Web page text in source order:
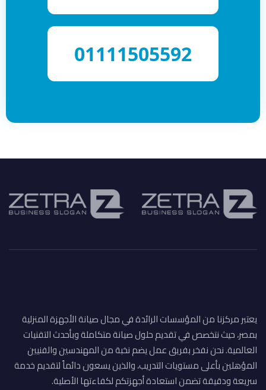
01111505592
يعتبر مركزنا من المؤسسات الرائدة في مجال صيانة الأجهزة المنزلية
بمصر، حيث نتخصص في تقديم حلول صيانة متكاملة وبأحدث التقنيات
العالمية. نحن نفخر بفريق عمل يضم نخبة من المهندسين والفنيين
المؤهلين بأعلى مستويات التدريب، والذين يسعون دائماً لتقديم خدمة
سريعة ودقيقة تضمن استعادة أجهزتكم لكفاءتها الأصلية.